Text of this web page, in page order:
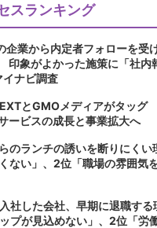
スランキング
企業から内定者フォローを受
象がよかった施策に「社内
ナビ調査
とGMOメディアがタッグ
ービスの成長と事業拡大へ
らのランチの誘いを断りにく
ない」、2位「職場の雰囲気
社した会社、早期に退職す
プが見込めない」、2位「労